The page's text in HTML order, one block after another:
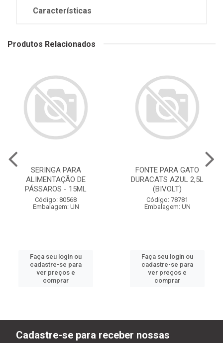
Características
Produtos Relacionados
SERINGA PARA
ALIMENTAÇÃO DE
PÁSSAROS - 15ML
Código: 80568
Embalagem: UN
Faça seu login ou
cadastre-se para
ver preços e
comprar
FONTE PARA GATO
DURACATS AZUL 2,5L
(BIVOLT)
Código: 78781
Embalagem: UN
Faça seu login ou
cadastre-se para
ver preços e
comprar
Cadastre-se para receber nossas